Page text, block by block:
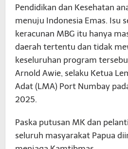
Pendidikan dan Kesehatan
menuju Indonesia Emas. Isu
keracunan MBG itu hanya
daerah tertentu dan tidak
keseluruhan program
Arnold Awie, selaku Ketua
Adat (LMA) Port Numbay
2025.
Paska putusan MK dan
seluruh masyarakat Papua